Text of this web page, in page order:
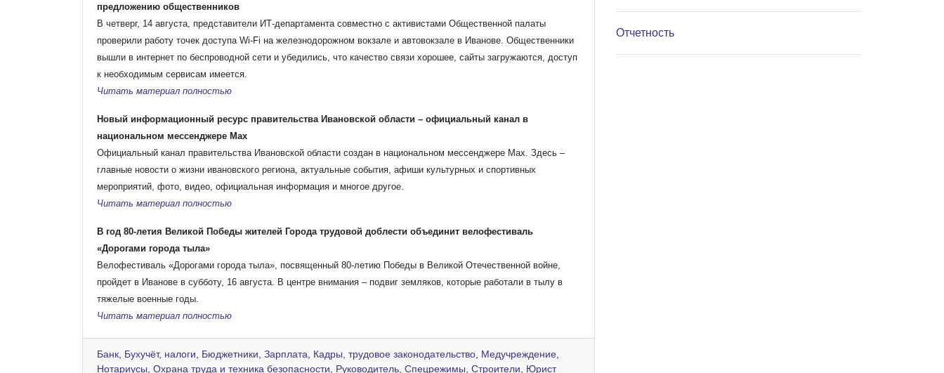
предложению общественников
В четверг, 14 августа, представители ИТ-департамента совместно с активистами Общественной палаты
проверили работу точек доступа Wi-Fi на железнодорожном вокзале и автовокзале в Иванове. Общественники
вышли в интернет по беспроводной сети и убедились, что качество связи хорошее, сайты загружаются, доступ
к необходимым сервисам имеется.
Читать материал полностью
Новый информационный ресурс правительства Ивановской области – официальный канал в
национальном мессенджере Max
Официальный канал правительства Ивановской области создан в национальном мессенджере Max. Здесь –
главные новости о жизни ивановского региона, актуальные события, афиши культурных и спортивных
мероприятий, фото, видео, официальная информация и многое другое.
Читать материал полностью
В год 80-летия Великой Победы жителей Города трудовой доблести объединит велофестиваль
«Дорогами города тыла»
Велофестиваль «Дорогами города тыла», посвященный 80-летию Победы в Великой Отечественной войне,
пройдет в Иванове в субботу, 16 августа. В центре внимания – подвиг земляков, которые работали в тылу в
тяжелые военные годы.
Читать материал полностью
Банк Бухучёт, налоги Бюджетники Зарплата Кадры, трудовое законодательство Медучреждение
Нотариусы Охрана труда и техника безопасности Руководитель Спецрежимы Строители Юрист
Отчетность